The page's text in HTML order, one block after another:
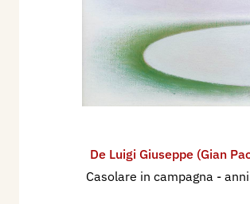
De Luigi Giuseppe (Gian
Casolare in campagna -